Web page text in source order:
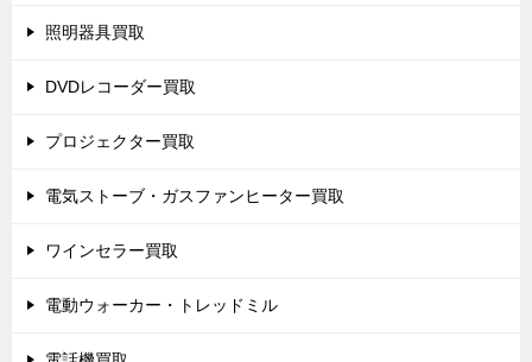
照明器具買取
DVDレコーダー買取
プロジェクター買取
電気ストーブ・ガスファンヒーター買取
ワインセラー買取
電動ウォーカー・トレッドミル